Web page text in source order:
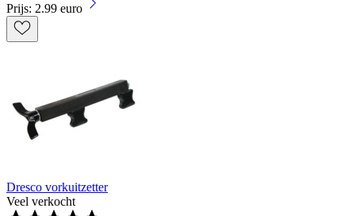
Prijs: 2.99 euro
Dresco vorkuitzetter
Veel verkocht